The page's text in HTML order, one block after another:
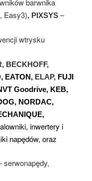
barwnika
Easy3), PIXSYS –
wtrysku
BECKHOFF,
EATON, ELAP, FUJI
Goodrive, KEB,
NORDAC,
inwertery i
napędów, oraz
serwonapędy,